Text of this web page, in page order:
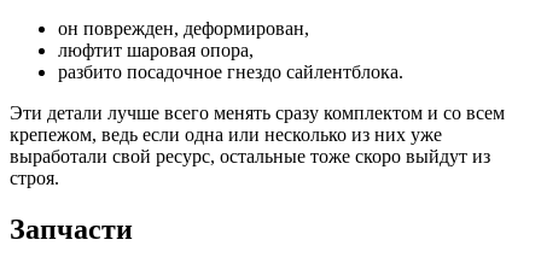
он поврежден, деформирован,
люфтит шаровая опора,
разбито посадочное гнездо сайлентблока.
Эти детали лучше всего менять сразу комплектом и со всем
крепежом, ведь если одна или несколько из них уже
выработали свой ресурс, остальные тоже скоро выйдут из
строя.
Запчасти